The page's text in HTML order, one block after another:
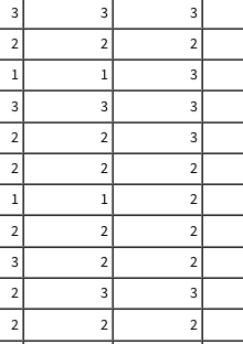
3 3 3
2 2 2
1 1 3
3 3 3
2 2 3
2 2 2
1 1 2
2 2 2
3 2 2
2 3 3
2 2 2